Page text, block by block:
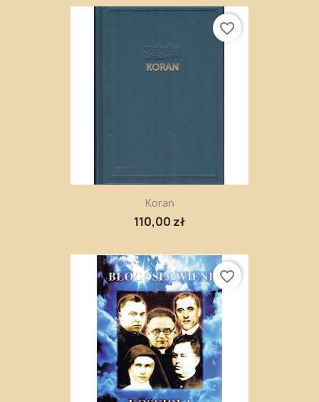
Koran
110,00 zł
favorite_border
favorite_border